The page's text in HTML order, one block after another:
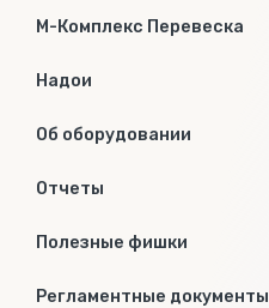
М-Комплекс Перевеска
Надои
Об оборудовании
Отчеты
Полезные фишки
Регламентные документы